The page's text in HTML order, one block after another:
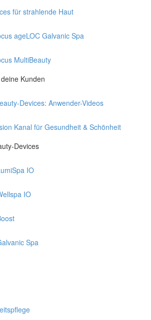
für strahlende Haut
ageLOC Galvanic Spa
MultiBeauty
Kunden
Devices: Anwender-Videos
Kanal für Gesundheit & Schönheit
Devices
IO
IO
Spa